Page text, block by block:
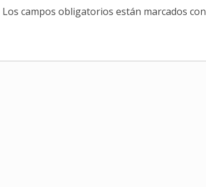
Los campos obligatorios están marcados con